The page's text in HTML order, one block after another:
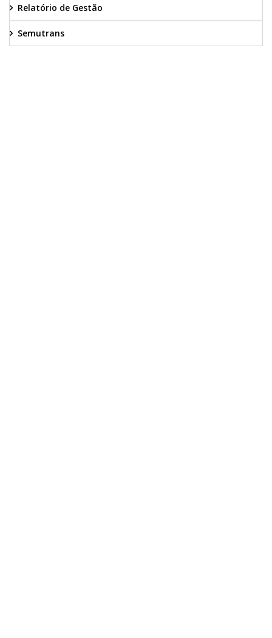
Relatório de Gestão
Semutrans